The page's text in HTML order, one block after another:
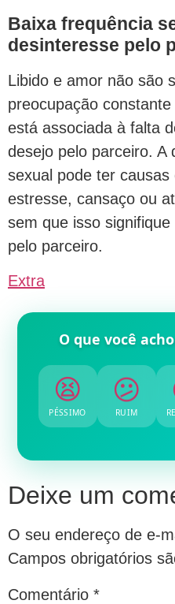
Baixa frequência
desinteresse pelo
Libido e amor não são
preocupação
está associada à falta
desejo pelo parceiro. A
sexual pode ter
estresse, cansaço ou
sem que isso
pelo parceiro.
Extra
O que você
😫
PÉSSIMO
😕
RUIM
Deixe um
O seu endereço de e-
Campos obrigatórios
Comentário *